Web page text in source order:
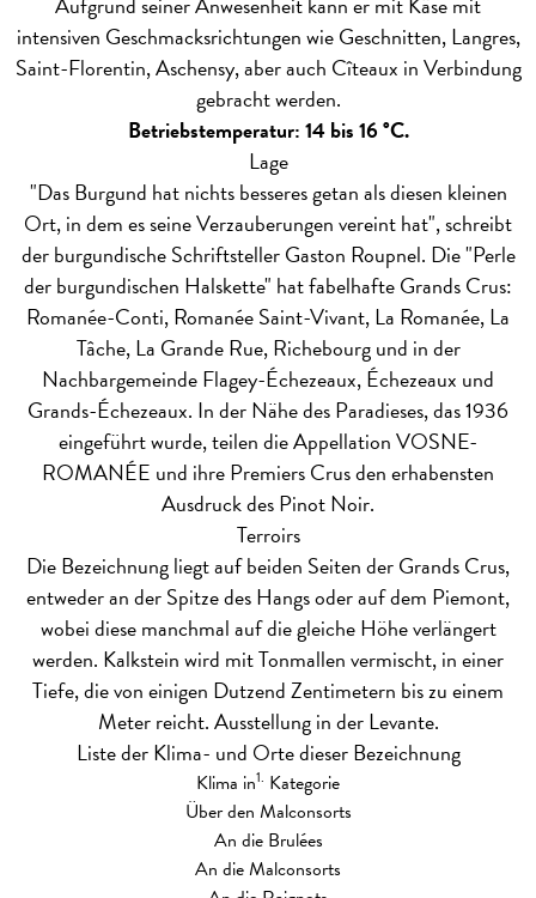
intensiven Geschmacksrichtungen wie Geschnitten, Langres,
Saint-Florentin, Aschensy, aber auch Cîteaux in Verbindung
gebracht werden.
Betriebstemperatur: 14 bis 16 °C.
Lage
"Das Burgund hat nichts besseres getan als diesen kleinen
Ort, in dem es seine Verzauberungen vereint hat", schreibt
der burgundische Schriftsteller Gaston Roupnel. Die "Perle
der burgundischen Halskette" hat fabelhafte Grands Crus:
Romanée-Conti, Romanée Saint-Vivant, La Romanée, La
Tâche, La Grande Rue, Richebourg und in der
Nachbargemeinde Flagey-Échezeaux, Échezeaux und
Grands-Échezeaux. In der Nähe des Paradieses, das 1936
eingeführt wurde, teilen die Appellation VOSNE-
ROMANÉE und ihre Premiers Crus den erhabensten
Ausdruck des Pinot Noir.
Terroirs
Die Bezeichnung liegt auf beiden Seiten der Grands Crus,
entweder an der Spitze des Hangs oder auf dem Piemont,
wobei diese manchmal auf die gleiche Höhe verlängert
werden. Kalkstein wird mit Tonmallen vermischt, in einer
Tiefe, die von einigen Dutzend Zentimetern bis zu einem
Meter reicht. Ausstellung in der Levante.
Liste der Klima- und Orte dieser Bezeichnung
Klima in1. Kategorie
Über den Malconsorts
An die Brulées
An die Malconsorts